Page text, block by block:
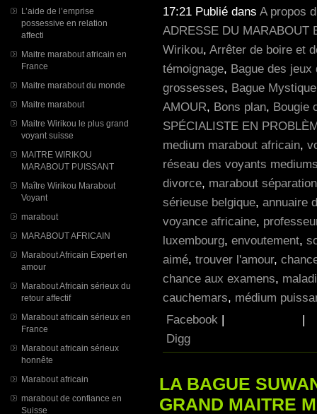
L’aide de l’emprise
possessive en relation
affecti
Maitre marabout africain en
France
Maitre marabout du monde
Maitre marabout
Maitre Wirikou le plus grand
voyant suisse
MAITRE WIRIKOU
MARABOUT PUISSANT
Maître Wirikou Marabout
Voyant
marabout
MARABOUT AFRICAIN
Marabout Africain Expert en
amour
Marabout Africain sérieux du
retour affectif
Marabout africain sérieux en
France
Marabout africain sérieux
honnête
Marabout africain
marabout de confiance en
Suisse
17:21 Publié dans A propos
ADRESSE DU MARABOUT
Wirikou, Arrêter de boire et
témoignage, Bague des jeux
grossesses, Bague
AMOUR, Bons plan, Bougie
SPÉCIALISTE EN
medium marabout africain,
réseau des voyants
divorce, marabout séparation
sérieuse belgique, annuaire
voyance africaine,
luxembourg, envoutement,
aimé, trouver l'amour,
chance aux examens,
cauchemars, médium
Facebook |
|
Digg
LA BAGUE
GRAND MAITRE